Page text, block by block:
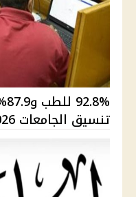
تنسيق الجامعات 2026 وأماكن المرحلة ...